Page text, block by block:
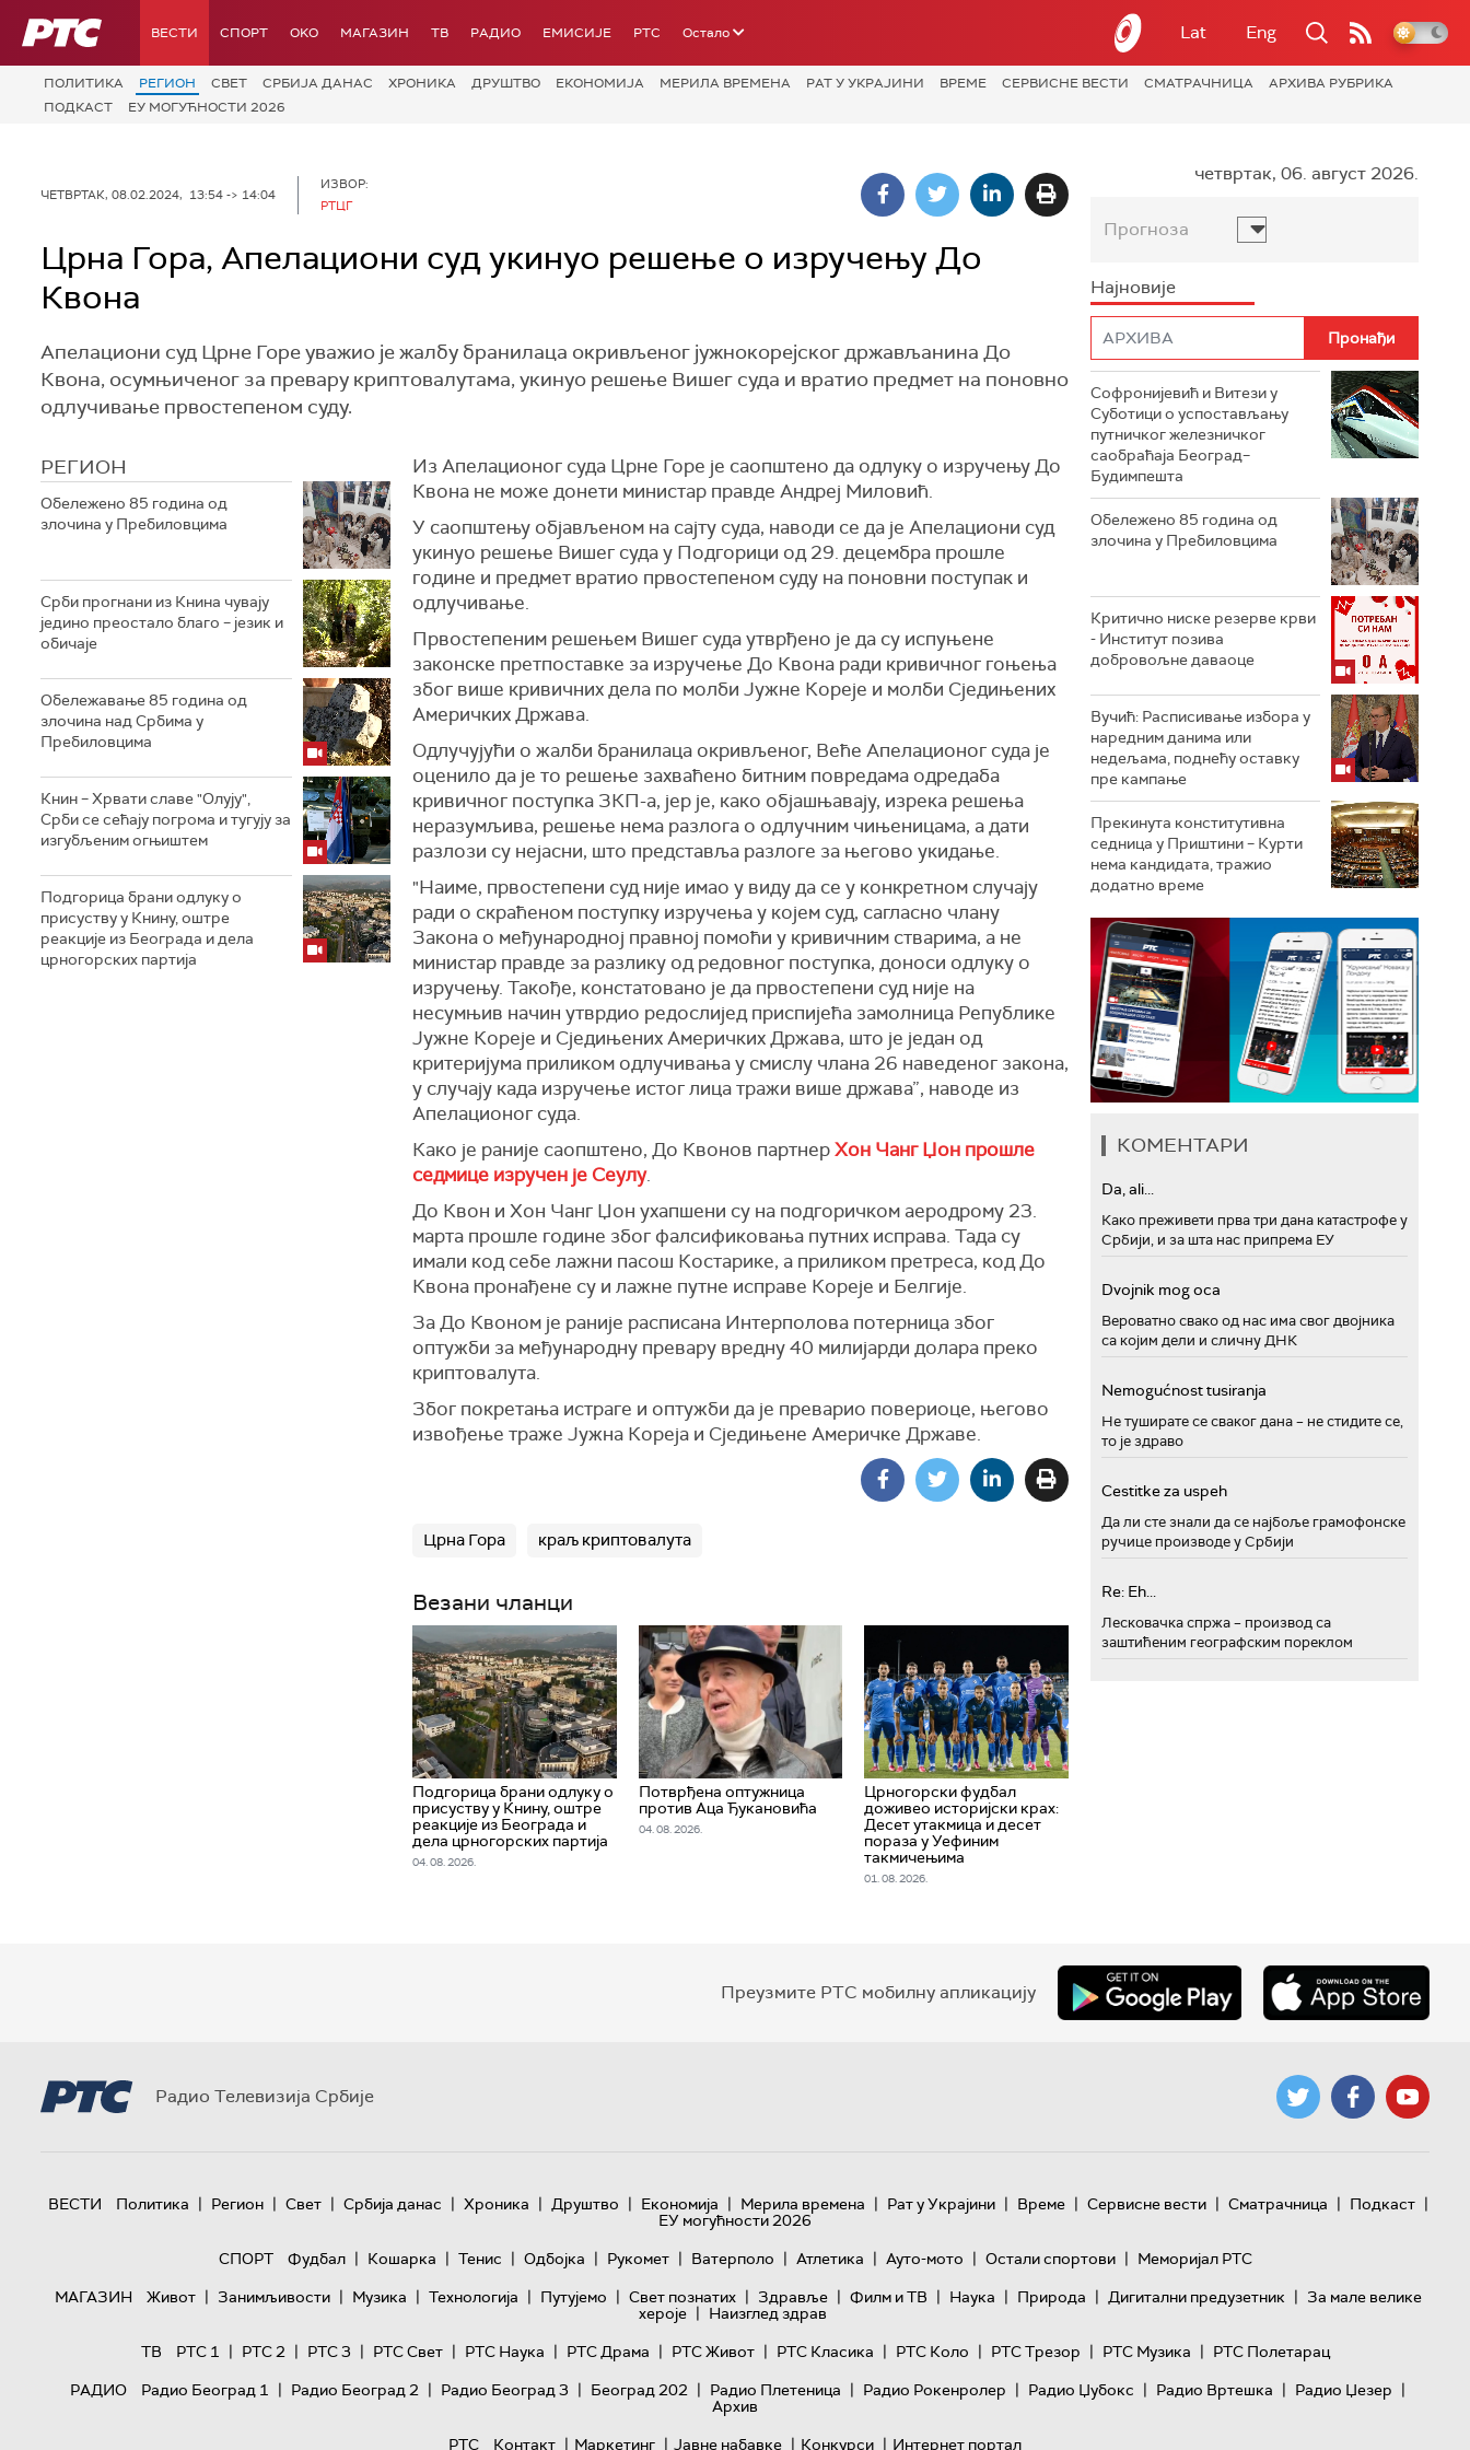
РТС ВЕСТИ СПОРТ OKO МАГАЗИН ТВ РАДИО ЕМИСИЈЕ РТС Остало Lat Eng
ПОЛИТИКА РЕГИОН СВЕТ СРБИЈА ДАНАС ХРОНИКА ДРУШТВО ЕКОНОМИЈА МЕРИЛА ВРЕМЕНА РАТ У УКРАЈИНИ ВРЕМЕ СЕРВИСНЕ ВЕСТИ СМАТРАЧНИЦА
АРХИВА РУБРИКА
ПОДКАСТ
ЕУ МОГУЋНОСТИ 2026
ЧЕТВРТАК, 08.02.2024, 13:54 -> 14:04
ИЗВОР:
РТЦГ
Црна Гора, Апелациони суд укинуо решење о изручењу До
Квона
Апелациони суд Црне Горе уважио је жалбу бранилаца окривљеног јужнокорејског држављанина До
Квона, осумњиченог за превару криптовалутама, укинуо решење Вишег суда и вратио предмет на поновно
одлучивање првостепеном суду.
РЕГИОН
Обележено 85 година од
злочина у Пребиловцима
Срби прогнани из Книна чувају
једино преостало благо – језик и
обичаје
Обележавање 85 година од
злочина над Србима у
Пребиловцима
Книн – Хрвати славе "Олују",
Срби се сећају погрома и тугују за
изгубљеним огњиштем
Подгорица брани одлуку о
присуству у Книну, оштре
реакције из Београда и дела
црногорских партија
Из Апелационог суда Црне Горе је саопштено да одлуку о изручењу До
Квона не може донети министар правде Андреј Миловић.
У саопштењу објављеном на сајту суда, наводи се да је Апелациони суд
укинуо решење Вишег суда у Подгорици од 29. децембра прошле
године и предмет вратио првостепеном суду на поновни поступак и
одлучивање.
Првостепеним решењем Вишег суда утврђено је да су испуњене
законске претпоставке за изручење До Квона ради кривичног гоњења
због више кривичних дела по молби Јужне Кореје и молби Сједињених
Америчких Држава.
Одлучујући о жалби бранилаца окривљеног, Веће Апелационог суда је
оценило да је то решење захваћено битним повредама одредаба
кривичног поступка ЗКП-а, јер је, како објашњавају, изрека решења
неразумљива, решење нема разлога о одлучним чињеницама, а дати
разлози су нејасни, што представља разлоге за његово укидање.
"Наиме, првостепени суд није имао у виду да се у конкретном случају
ради о скраћеном поступку изручења у којем суд, сагласно члану
Закона о међународној правној помоћи у кривичним стварима, а не
министар правде за разлику од редовног поступка, доноси одлуку о
изручењу. Такође, констатовано је да првостепени суд није на
несумњив начин утврдио редослијед приспијећа замолница Републике
Јужне Кореје и Сједињених Америчких Држава, што је један од
критеријума приликом одлучивања у смислу члана 26 наведеног закона,
у случају када изручење истог лица тражи више држава”, наводе из
Апелационог суда.
Како је раније саопштено, До Квонов партнерХон Чанг Џон прошле
седмице изручен је Сеулу.
До Квон и Хон Чанг Џон ухапшени су на подгоричком аеродрому 23.
марта прошле године због фалсификовања путних исправа. Тада су
имали код себе лажни пасош Костарике, а приликом претреса, код До
Квона пронађене су и лажне путне исправе Кореје и Белгије.
За До Квоном је раније расписана Интерполова потерница због
оптужби за међународну превару вредну 40 милијарди долара преко
криптовалута.
Због покретања истраге и оптужби да је преварио повериоце, његово
извођење траже Јужна Кореја и Сједињене Америчке Државе.
Црна Гора краљ криптовалута
Везани чланци
Подгорица брани одлуку о
присуству у Книну, оштре
реакције из Београда и
дела црногорских партија
04. 08. 2026.
Потврђена оптужница
против Аца Ђукановића
04. 08. 2026.
Црногорски фудбал
доживео историјски крах:
Десет утакмица и десет
пораза у Уефиним
такмичењима
01. 08. 2026.
четвртак, 06. август 2026.
Прогноза
Најновије
Софронијевић и Витези у
Суботици о успостављању
путничког железничког
саобраћаја Београд–
Будимпешта
Обележено 85 година од
злочина у Пребиловцима
Критично ниске резерве крви
- Институт позива
добровољне даваоце
Вучић: Расписивање избора у
наредним данима или
недељама, поднећу оставку
пре кампање
Прекинута конститутивна
седница у Приштини – Курти
нема кандидата, тражио
додатно време
КОМЕНТАРИ
Da, ali...
Како преживети прва три дана катастрофе у
Србији, и за шта нас припрема ЕУ
Dvojnik mog oca
Вероватно свако од нас има свог двојника
са којим дели и сличну ДНК
Nemogućnost tusiranja
Не туширате се сваког дана – не стидите се,
то је здраво
Cestitke za uspeh
Да ли сте знали да се најбоље грамофонске
ручице производе у Србији
Re: Eh...
Лесковачка спржа – производ са
заштићеним географским пореклом
Преузмите РТС мобилну апликацију
Радио Телевизија Србије
ВЕСТИ Политика | Регион | Свет | Србија данас | Хроника | Друштво | Економија | Мерила времена | Рат у Украјини | Време | Сервисне вести | Сматрачница | Подкаст |
ЕУ могућности 2026
СПОРТ
Фудбал | Кошарка | Тенис | Одбојка | Рукомет | Ватерполо | Атлетика | Ауто-мото | Остали спортови | Меморијал РТС
МАГАЗИН
Живот | Занимљивости | Музика | Технологијa | Путујемо | Свет познатих | Здравље | Филм и ТВ | Наука | Природа | Дигитални предузетник | За мале велике
хероје | Наизглед здрав
ТВ
РТС 1 | РТС 2 | РТС 3 | РТС Свет | РТС Наука | РТС Драма | РТС Живот | РТС Класика | РТС Коло | РТС Трезор | РТС Музика | РТС Полетарац
РАДИО
Радио Београд 1 | Радио Београд 2 | Радио Београд 3 | Београд 202 | Радио Плетеница | Радио Рокенролер | Радио Џубокс | Радио Вртешка | Радио Џезер |
Архив
РТС
Контакт | Маркетинг | Јавне набавке | Конкурси | Интернет портал